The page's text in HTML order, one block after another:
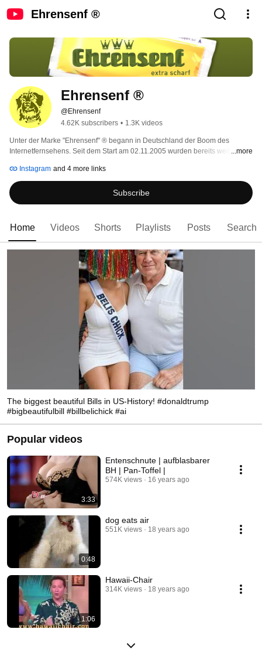
Ehrensenf ®
Ehrensenf ®
@Ehrensenf
4.62K subscribers • 1.3K videos
Unter der Marke "Ehrensenf" ® begann in Deutschland der Boom des
Internetfernsehens. Seit dem Start am 02.11.2005 wurden bereits weit über
gepostet. Viele Videos wurden mittlerweile auf diesen YouTube-Kanal
übertragen (frühere View-Zahlen nicht erfasst). Auf allen Social Media-
Kanälen von "Ehrensenf" werden weiterhin regelmäßig lustige und
interessante Videos, Fotos, Gags, Spieletipps, Linktipps u.v.m. veröffentlicht.
...more
Instagram and 4 more links
Subscribe
Home Videos Shorts Playlists Posts Search
The biggest beautiful Bills in US-History! #donaldtrump
#bigbeautifulbill #billbelichick #ai
Popular videos
3:33
Entenschnute | aufblasbarer
BH | Pan-Toffel |
574K views 16 years ago
0:48
dog eats air
551K views 18 years ago
1:06
Hawaii-Chair
314K views 18 years ago